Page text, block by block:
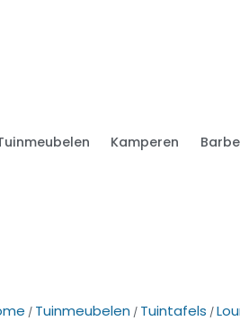
Kamperen
/ Tuinmeubelen / Tuintafels /